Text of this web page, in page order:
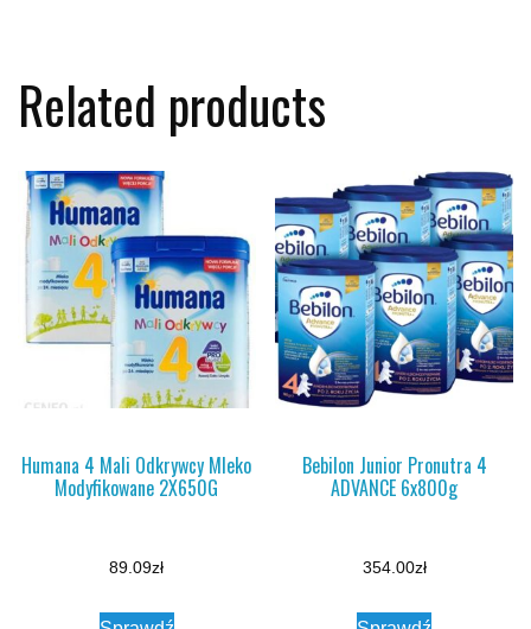
Related products
Humana 4 Mali Odkrywcy Mleko
Modyfikowane 2X650G
89.09zł
Bebilon Junior Pronutra 4
ADVANCE 6x800g
354.00zł